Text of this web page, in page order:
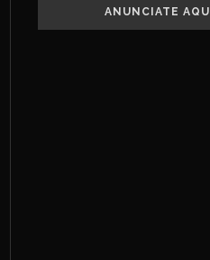
ANUNCIATE AQUÍ